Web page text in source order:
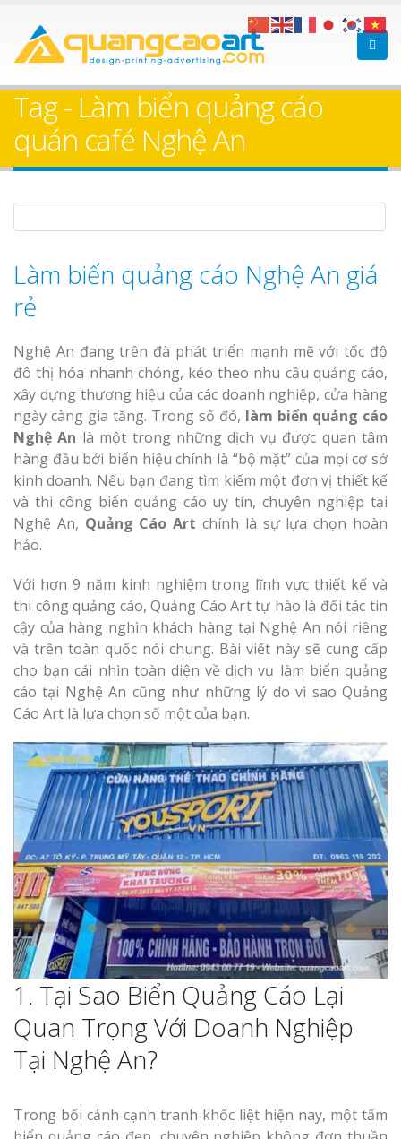
Tag - Làm biển quảng cáo
quán café Nghệ An
Làm biển quảng cáo Nghệ An giá
rẻ
Nghệ An đang trên đà phát triển mạnh mẽ với tốc độ
đô thị hóa nhanh chóng, kéo theo nhu cầu quảng cáo,
xây dựng thương hiệu của các doanh nghiệp, cửa hàng
ngày càng gia tăng. Trong số đó, làm biển quảng cáo
Nghệ An là một trong những dịch vụ được quan tâm
hàng đầu bởi biển hiệu chính là “bộ mặt” của mọi cơ sở
kinh doanh. Nếu bạn đang tìm kiếm một đơn vị thiết kế
và thi công biển quảng cáo uy tín, chuyên nghiệp tại
Nghệ An, Quảng Cáo Art chính là sự lựa chọn hoàn
hảo.
Với hơn 9 năm kinh nghiệm trong lĩnh vực thiết kế và
thi công quảng cáo, Quảng Cáo Art tự hào là đối tác tin
cậy của hàng nghìn khách hàng tại Nghệ An nói riêng
và trên toàn quốc nói chung. Bài viết này sẽ cung cấp
cho bạn cái nhìn toàn diện về dịch vụ làm biển quảng
cáo tại Nghệ An cũng như những lý do vì sao Quảng
Cáo Art là lựa chọn số một của bạn.
1. Tại Sao Biển Quảng Cáo Lại
Quan Trọng Với Doanh Nghiệp
Tại Nghệ An?
Trong bối cảnh cạnh tranh khốc liệt hiện nay, một tấm
Làm bảng hiệu gỗ tại
theo yêu cầu
Làm bảng hiệu gỗ tại
Biên Hòa
Nghệ An
Làm Biển
Dương
Thi công
cáo Thuận
Dương
Làm biển
Thi công
cáo Vinh
Làm biển
Nghệ An giá
Thi Công
Nghệ An Nâng Tầm
Hiệu
Làm Biển
Rẻ Tại Vinh Giải Pháp
Quả